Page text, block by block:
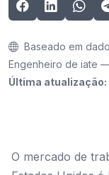
Baseado em
Engenheiro de iate
Última atualização:
O mercado de